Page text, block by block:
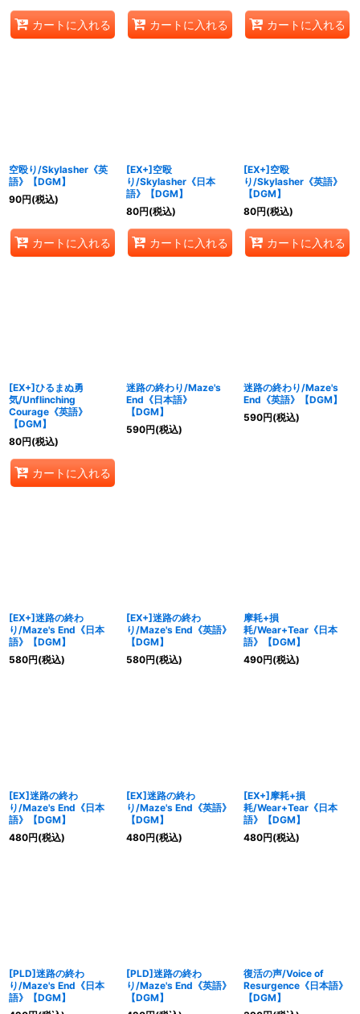
カートに入れる カートに入れる カートに入れる
空殴り/Skylasher《英
語》【DGM】
90円(税込)
カートに入れる
[EX+]空殴
り/Skylasher《日本
語》【DGM】
80円(税込)
カートに入れる
[EX+]空殴
り/Skylasher《英語》
【DGM】
80円(税込)
カートに入れる
[EX+]ひるまぬ勇
気/Unflinching
Courage《英語》
【DGM】
80円(税込)
カートに入れる
迷路の終わり/Maze's
End《日本語》
【DGM】
590円(税込)
迷路の終わり/Maze's
End《英語》【DGM】
590円(税込)
[EX+]迷路の終わ
り/Maze's End《日本
語》【DGM】
580円(税込)
[EX+]迷路の終わ
り/Maze's End《英語》
【DGM】
580円(税込)
摩耗+損
耗/Wear+Tear《日本
語》【DGM】
490円(税込)
[EX]迷路の終わ
り/Maze's End《日本
語》【DGM】
480円(税込)
[EX]迷路の終わ
り/Maze's End《英語》
【DGM】
480円(税込)
[EX+]摩耗+損
耗/Wear+Tear《日本
語》【DGM】
480円(税込)
[PLD]迷路の終わ
り/Maze's End《日本
語》【DGM】
[PLD]迷路の終わ
り/Maze's End《英語》
【DGM】
復活の声/Voice of
Resurgence《日本語》
【DGM】